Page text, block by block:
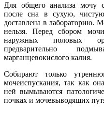
Для общего анализа мочу
после сна в сухую,
доставлена в лабораторию.
нельзя. Перед сбором
наружных половых
предварительно
марганцевокислого калия.
Собирают только
мочеиспускания, так как
ней вымываются
почках и мочевыводящих